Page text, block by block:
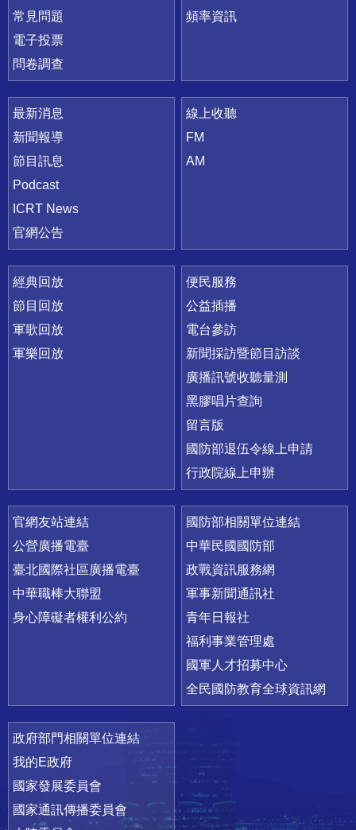
常見問題
電子投票
問卷調查
頻率資訊
最新消息
新聞報導
節目訊息
Podcast
ICRT News
官網公告
線上收聽
FM
AM
經典回放
節目回放
軍歌回放
軍樂回放
便民服務
公益插播
電台參訪
新聞採訪暨節目訪談
廣播訊號收聽量測
黑膠唱片查詢
留言版
國防部退伍令線上申請
行政院線上申辦
官網友站連結
公營廣播電臺
臺北國際社區廣播電臺
中華職棒大聯盟
身心障礙者權利公約
國防部相關單位連結
中華民國國防部
政戰資訊服務網
軍事新聞通訊社
青年日報社
福利事業管理處
國軍人才招募中心
全民國防教育全球資訊網
政府部門相關單位連結
我的E政府
國家發展委員會
國家通訊傳播委員會